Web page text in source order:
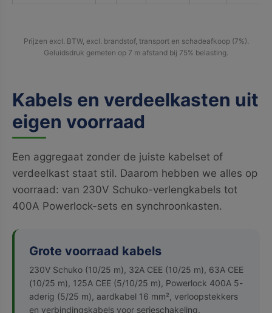
Prijzen excl. BTW, excl. brandstof, transport en schadeafkoop (7%).
Geluidsdruk gemeten op 7 m afstand bij 75% belasting.
Kabels en verdeelkasten uit
eigen voorraad
Een aggregaat zonder de juiste kabelset of
verdeelkast staat stil. Daarom hebben we alles op
voorraad: van 230V Schuko-verlengkabels tot
400A Powerlock-sets en synchroonkasten.
Grote voorraad kabels
230V Schuko (10/25 m), 32A CEE (10/25 m), 63A CEE
(10/25 m), 125A CEE (5/10/25 m), Powerlock 400A 5-
aderig (5/25 m), aardkabel 16 mm², verloopstekkers
en verbindingskabels voor serieschakeling.